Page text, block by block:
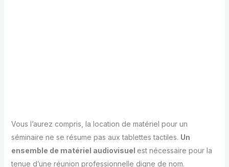
Vous l’aurez compris, la location de matériel pour un
séminaire ne se résume pas aux tablettes tactiles. Un
ensemble de matériel audiovisuel est nécessaire pour la
tenue d’une réunion professionnelle digne de nom.